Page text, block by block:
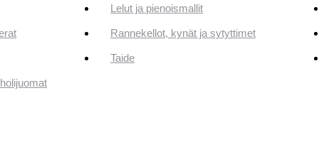
Lelut ja pienoismallit
Rannekellot, kynät ja sytyttimet
Taide